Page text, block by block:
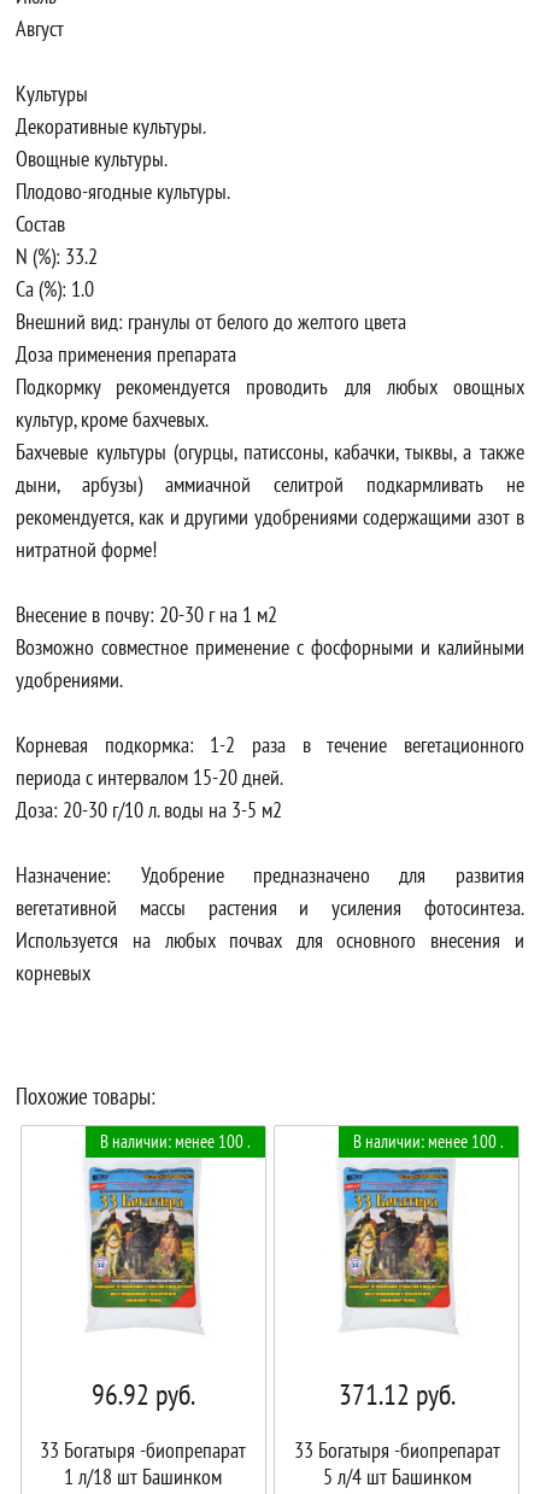
Август
Культуры
Декоративные культуры.
Овощные культуры.
Плодово-ягодные культуры.
Состав
N (%): 33.2
Ca (%): 1.0
Внешний вид: гранулы от белого до желтого цвета
Доза применения препарата
Подкормку рекомендуется проводить для любых овощных
культур, кроме бахчевых.
Бахчевые культуры (огурцы, патиссоны, кабачки, тыквы, а также
дыни, арбузы) аммиачной селитрой подкармливать не
рекомендуется, как и другими удобрениями содержащими азот в
нитратной форме!
Внесение в почву: 20-30 г на 1 м2
Возможно совместное применение с фосфорными и калийными
удобрениями.
Корневая подкормка: 1-2 раза в течение вегетационного
периода с интервалом 15-20 дней.
Доза: 20-30 г/10 л. воды на 3-5 м2
Назначение: Удобрение предназначено для развития
вегетативной массы растения и усиления фотосинтеза.
Используется на любых почвах для основного внесения и
корневых
Похожие товары:
В наличии: менее 100 .
96.92 руб.
33 Богатыря -биопрепарат
1 л/18 шт Башинком
В наличии: менее 100 .
371.12 руб.
33 Богатыря -биопрепарат
5 л/4 шт Башинком